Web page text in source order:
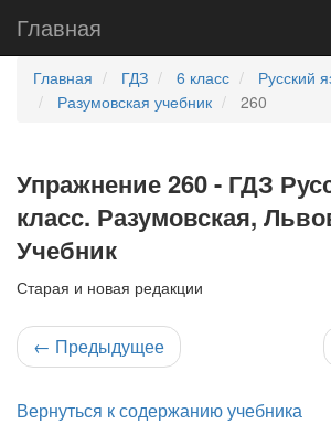
Главная
Главная ГДЗ 6 класс
Русский
Разумовская учебник
260
Упражнение 260 - ГДЗ
класс. Разумовская,
Учебник
Старая и новая редакции
← Предыдущее
Вернуться к содержанию учебника